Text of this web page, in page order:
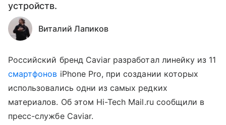
устройств.
Виталий Лапиков
Российский бренд Caviar разработал линейку из 11
смартфонов iPhone Pro, при создании которых
использовались одни из самых редких
материалов. Об этом Hi-Tech Mail.ru сообщили в
пресс-службе Caviar.